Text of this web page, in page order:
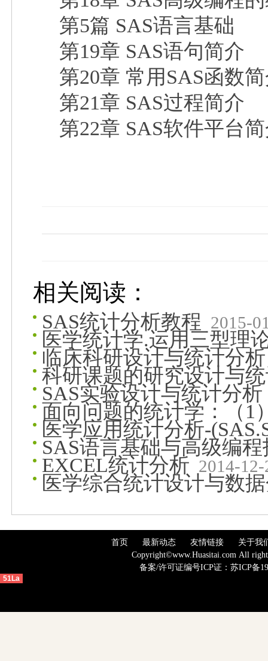
第5篇 SAS语言基础
第19章 SAS语句简介
第20章 常用SAS函数
第21章 SAS过程简介
第22章 SAS软件平台
相关阅读：
SAS统计分析教程 2015-
医学统计学.运用三型理
临床科研设计与统计分析
科研课题的研究设计与
SAS实验设计与统计分析
面向问题的统计学：（1
医学应用统计分析-
SAS语言基础与高级编
EXCEL统计分析 2014-12-
医学综合统计设计与数
首页 最新动态 友情链接
关于我
Copyright©www.Huasitai.com All
备案/许可证编号ICP证： 苏ICP备
51La